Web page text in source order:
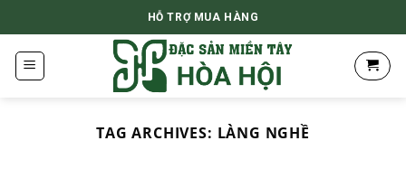
to
content
HỖ TRỢ MUA HÀNG
TAG ARCHIVES: LÀNG NGHỀ